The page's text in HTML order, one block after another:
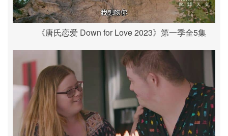
《唐氏恋爱 Down for Love 2023》第一季全5集